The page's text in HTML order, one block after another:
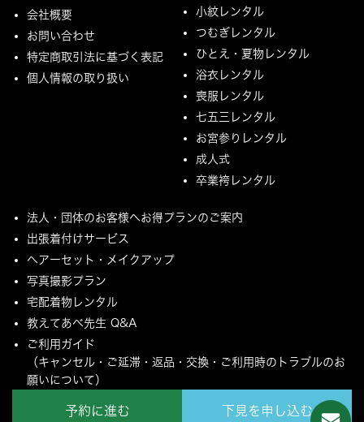
予約に進む 下見を申し込む
会社概要
お問い合わせ
特定商取引法に基づく表記
個人情報の取り扱い
小紋レンタル
つむぎレンタル
ひとえ・夏物レンタル
浴衣レンタル
喪服レンタル
七五三レンタル
お宮参りレンタル
成人式
卒業袴レンタル
法人・団体のお客様へお得プランのご案内
出張着付けサービス
ヘアーセット・メイクアップ
写真撮影プラン
宅配着物レンタル
教えてあべ先生 Q&A
ご利用ガイド
（キャンセル・ご延滞・返品・交換・ご利用時のトラブルのお
願いについて）